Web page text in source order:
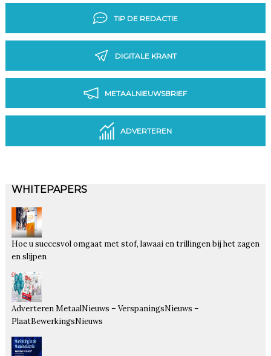
TIP DE REDACTIE
DIGITALE KRANT
METAALNIEUWSBRIEF
ADVERTEREN
WHITEPAPERS
Hoe u succesvol omgaat met stof, lawaai en trillingen bij het zagen
en slijpen
Adverteren MetaalNieuws – VerspaningsNieuws –
PlaatBewerkingsNieuws